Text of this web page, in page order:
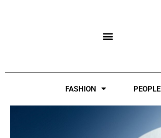
FASHION PEOPLE